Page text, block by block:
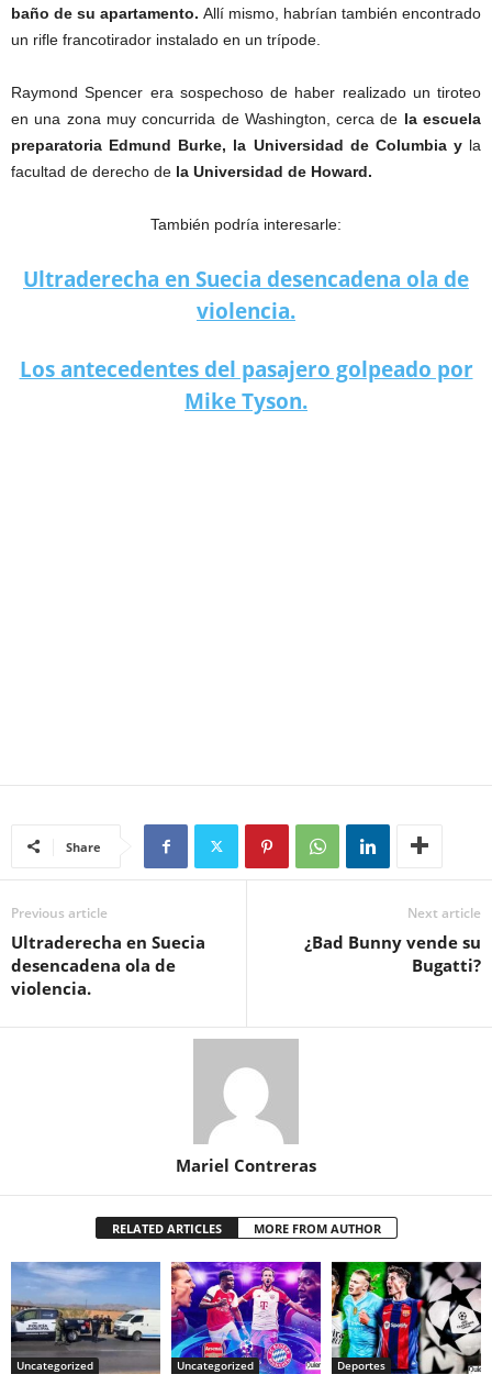
baño de su apartamento. Allí mismo, habrían también encontrado
un rifle francotirador instalado en un trípode.
Raymond Spencer era sospechoso de haber realizado un tiroteo
en una zona muy concurrida de Washington, cerca de la escuela
preparatoria Edmund Burke, la Universidad de Columbia y la
facultad de derecho de la Universidad de Howard.
También podría interesarle:
Ultraderecha en Suecia desencadena ola de
violencia.
Los antecedentes del pasajero golpeado por
Mike Tyson.
Share
Previous article
Ultraderecha en Suecia
desencadena ola de
violencia.
Next article
¿Bad Bunny vende su
Bugatti?
Mariel Contreras
RELATED ARTICLES MORE FROM AUTHOR
Uncategorized Uncategorized Deportes